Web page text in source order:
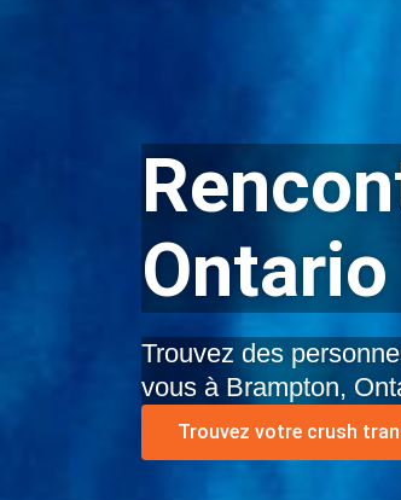
Ontario
Trouvez des
vous à Brampton,
Trouvez votre crush